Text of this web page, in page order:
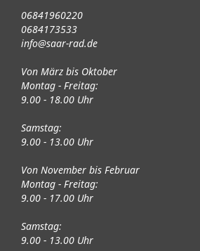
06841960220
0684173533
info@saar-rad.de
Von März bis Oktober
Montag - Freitag:
9.00 - 18.00 Uhr
Samstag:
9.00 - 13.00 Uhr
Von November bis Februar
Montag - Freitag:
9.00 - 17.00 Uhr
Samstag:
9.00 - 13.00 Uhr